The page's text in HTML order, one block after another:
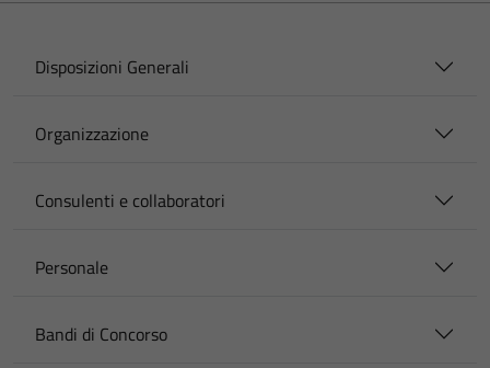
Disposizioni Generali
Organizzazione
Consulenti e collaboratori
Personale
Bandi di Concorso